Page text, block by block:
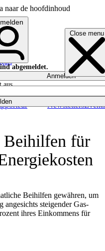
naar de hoofdinhoud
Close menu
NewslettersEvents
abgemeldet.
Anmelden
aus
Beihilfen für
Beihilfen gewähren, um
angesichts steigender Gas-
ihres Einkommens für